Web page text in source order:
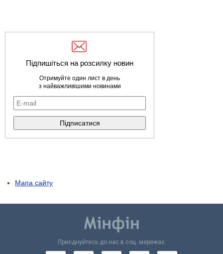
Підпишіться на розсилку новин
Отримуйте один лист в день
з найважливішими новинами
Мапа сайту
Приєднуйтесь до нас в соц. мережах: